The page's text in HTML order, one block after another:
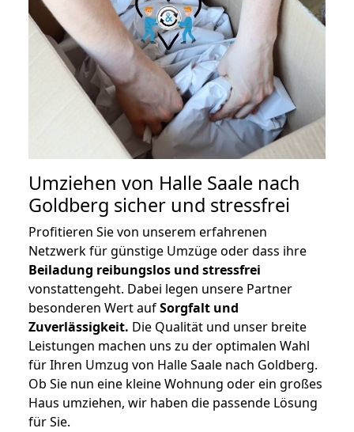
Umziehen von Halle Saale nach
Goldberg sicher und stressfrei
Profitieren Sie von unserem erfahrenen
Netzwerk für günstige Umzüge oder dass ihre
Beiladung reibungslos und stressfrei
vonstattengeht. Dabei legen unsere Partner
besonderen Wert aufSorgfalt und
Zuverlässigkeit. Die Qualität und unser breite
Leistungen machen uns zu der optimalen Wahl
für Ihren Umzug von Halle Saale nach Goldberg.
Ob Sie nun eine kleine Wohnung oder ein großes
Haus umziehen, wir haben die passende Lösung
für Sie.